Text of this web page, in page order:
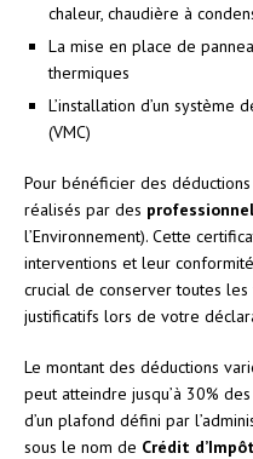
chaleur, chaudière à
La mise en place de
thermiques
L’installation d’un
(VMC)
Pour bénéficier des
réalisés par des
l’Environnement). Cette
interventions et leur
crucial de conserver toutes
justificatifs lors de votre
Le montant des déductions
peut atteindre jusqu’à 30%
d’un plafond défini par
sous le nom de Crédit